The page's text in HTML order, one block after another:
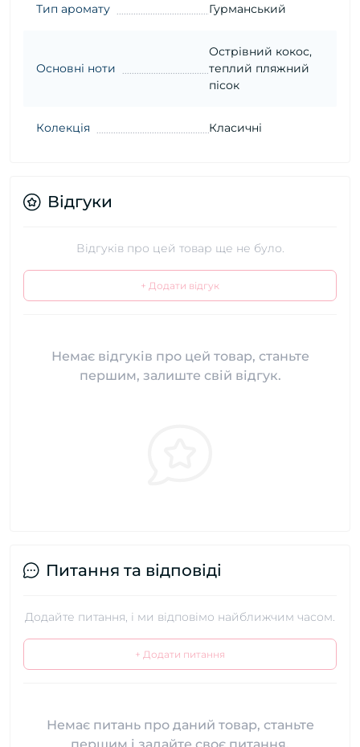
Тип аромату Гурманський
Основні ноти
Острівний кокос,
теплий пляжний
пісок
Колекція Класичні
Відгуки
Відгуків про цей товар ще не було.
+ Додати відгук
Немає відгуків про цей товар, станьте
першим, залиште свій відгук.
Питання та відповіді
Додайте питання, і ми відповімо найближчим часом.
+ Додати питання
Немає питань про даний товар, станьте